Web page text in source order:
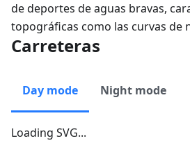
de deportes de aguas bravas,
topográficas como las curvas de
Carreteras
Day mode Night mode
Loading SVG...